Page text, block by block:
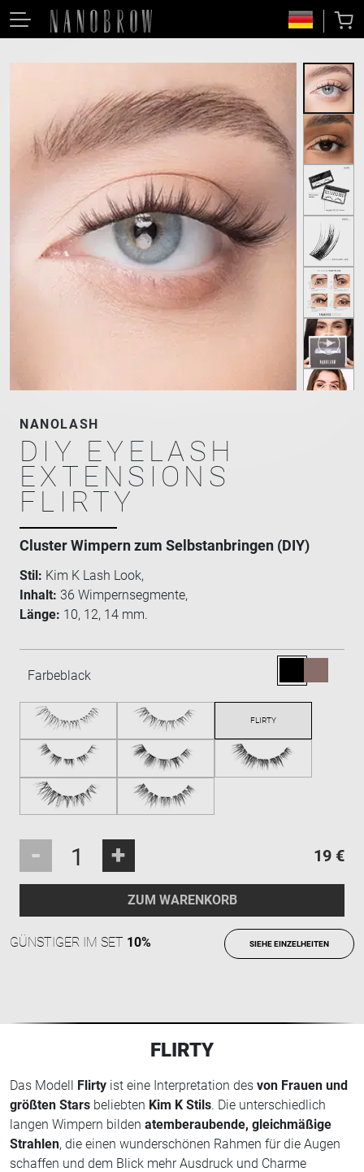
NANOLASH
DIY EYELASH
EXTENSIONS
FLIRTY
Cluster Wimpern zum Selbstanbringen (DIY)
Stil: Kim K Lash Look,
Inhalt: 36 Wimpernsegmente,
Länge: 10, 12, 14 mm.
Farbeblack
- + 19 €
ZUM WARENKORB
GÜNSTIGER IM SET 10% SIEHE EINZELHEITEN
FLIRTY
Das Modell Flirty ist eine Interpretation des von Frauen und
größten Stars beliebten Kim K Stils. Die unterschiedlich
langen Wimpern bilden atemberaubende, gleichmäßige
Strahlen, die einen wunderschönen Rahmen für die Augen
schaffen und dem Blick mehr Ausdruck und Charme